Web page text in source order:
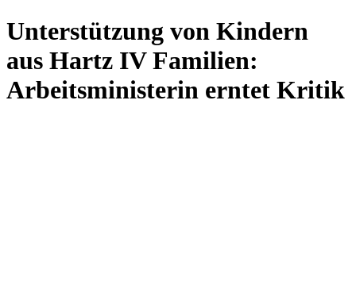
Unterstützung von Kindern
aus Hartz IV Familien:
Arbeitsministerin erntet Kritik